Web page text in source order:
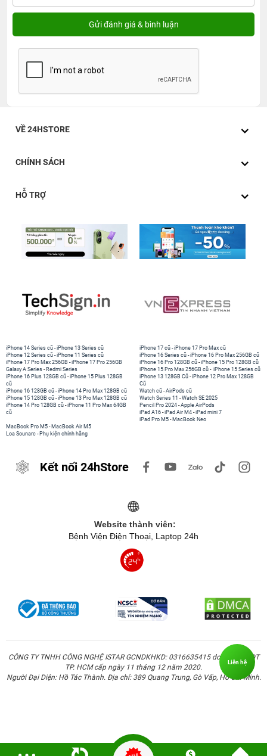
VỀ 24HSTORE
CHÍNH SÁCH
HỖ TRỢ
iPhone 14 Series cũ -iPhone 13 Series cũ
iPhone 12 Series cũ -iPhone 11 Series cũ
iPhone 17 Pro Max 256GB -iPhone 17 Pro 256GB
Galaxy A Series - Redmi Series
iPhone 17 cũ -iPhone 17 Pro Max cũ
iPhone 16 Series cũ - iPhone 16 Pro Max 256GB cũ
iPhone 16 Pro 128GB cũ -iPhone 15 Pro 128GB cũ
iPhone 15 Pro Max 256GB cũ - iPhone 15 Series cũ
iPhone 16 Plus 128GB cũ -iPhone 15 Plus 128GB
cũ
iPhone 16 128GB cũ -iPhone 14 Pro Max 128GB cũ
iPhone 15 128GB cũ -iPhone 13 Pro Max 128GB cũ
iPhone 14 Pro 128GB cũ -iPhone 11 Pro Max 64GB
cũ
iPhone 13 128GB Cũ -iPhone 12 Pro Max 128GB
Cũ
Watch cũ -AirPods cũ
Watch Series 11 -Watch SE 2025
Pencil Pro 2024 -Apple AirPods
iPad A16 -iPad Air M4 -iPad mini 7
iPad Pro M5 - MacBook Neo
MacBook Pro M5 - MacBook Air M5
Loa Sounarc - Phụ kiện chính hãng
Kết nối 24hStore
Website thành viên:
Bệnh Viện Điện Thoại, Laptop 24h
CÔNG TY TNHH CÔNG NGHỆ ISTAR GCNDKHKD: 0316635415 do Sở KH & ĐT
TP. HCM cấp ngày 11 tháng 12 năm 2020.
Người Đại Diện: Hồ Tác Thành. Địa chỉ: 389 Quang Trung, Gò Vấp, Hồ Chí Minh.
Liên hệ